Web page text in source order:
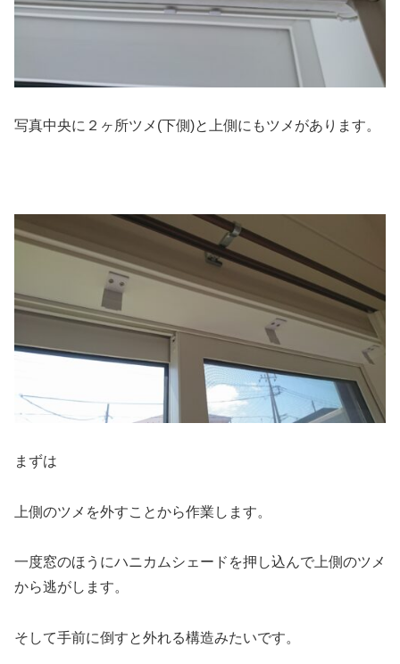
写真中央に２ヶ所ツメ(下側)と上側にもツメがあります。
まずは
上側のツメを外すことから作業します。
一度窓のほうにハニカムシェードを押し込んで上側のツメ
から逃がします。
そして手前に倒すと外れる構造みたいです。